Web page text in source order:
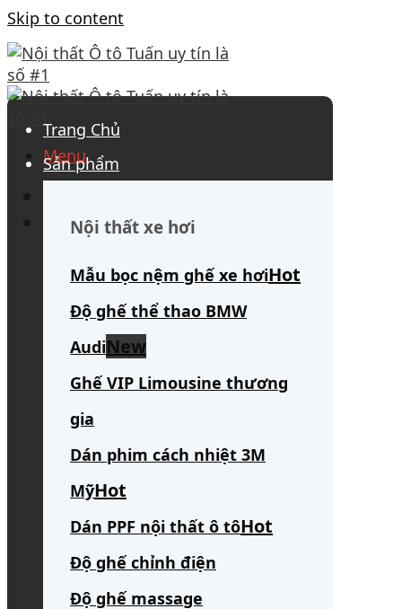
Skip to content
Menu
Search for:
Trang Chủ
Sản phẩm
Nội thất xe hơi
Mẫu bọc nệm ghế xe hơi
Độ ghế thể thao BMW
Audi
Ghế VIP Limousine thương
gia
Dán phim cách nhiệt 3M
Mỹ
Dán PPF nội thất ô tô
Độ ghế chỉnh điện
Độ ghế massage